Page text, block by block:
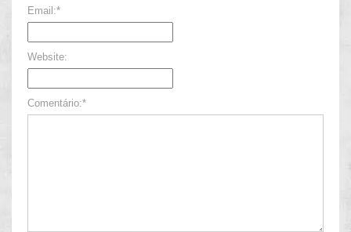
Email:*
Website:
Comentário:*